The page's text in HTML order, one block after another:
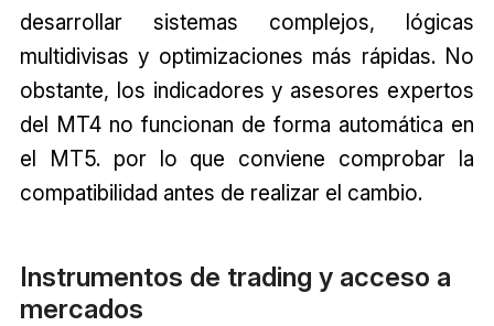
desarrollar sistemas complejos, lógicas
multidivisas y optimizaciones más rápidas. No
obstante, los indicadores y asesores expertos
del MT4 no funcionan de forma automática en
el MT5. por lo que conviene comprobar la
compatibilidad antes de realizar el cambio.
Instrumentos de trading y acceso a
mercados